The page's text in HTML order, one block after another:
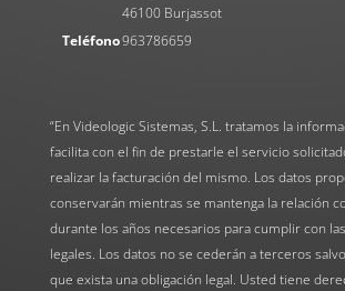
46100 Burjassot
Teléfono963786659
“En Videologic Sistemas, S.L. tratamos la
facilita con el fin de prestarle el servicio
realizar la facturación del mismo. Los datos
conservarán mientras se mantenga la relación
durante los años necesarios para cumplir con
legales. Los datos no se cederán a terceros
que exista una obligación legal. Usted tiene